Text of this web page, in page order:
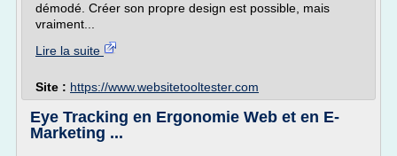
démodé. Créer son propre design est possible, mais
vraiment...
Lire la suite
Site : https://www.websitetooltester.com
Eye Tracking en Ergonomie Web et en E-
Marketing ...